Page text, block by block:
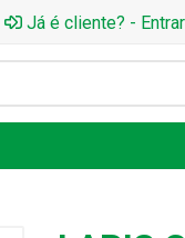
Já é cliente? - Entrar